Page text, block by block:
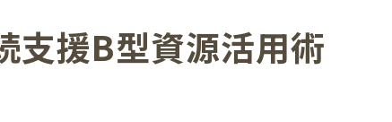
働き方へ導く就労継続支援B型の魅力
労継続支援B型が生み出す新しい働き方の特徴
支援B型資源活用術